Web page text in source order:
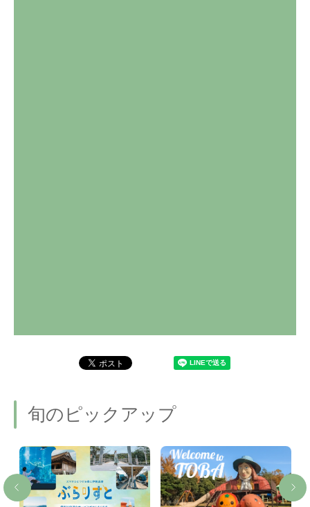
旬のピックアップ